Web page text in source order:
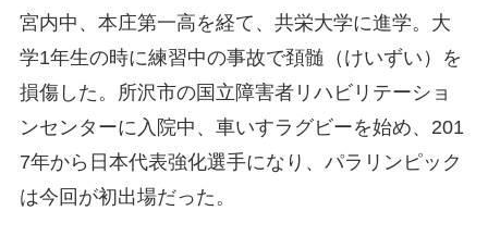
宮内中、本庄第一高を経て、共栄大学に進学。大
学1年生の時に練習中の事故で頚髄（けいずい）を
損傷した。所沢市の国立障害者リハビリテーショ
ンセンターに入院中、車いすラグビーを始め、201
7年から日本代表強化選手になり、パラリンピック
は今回が初出場だった。